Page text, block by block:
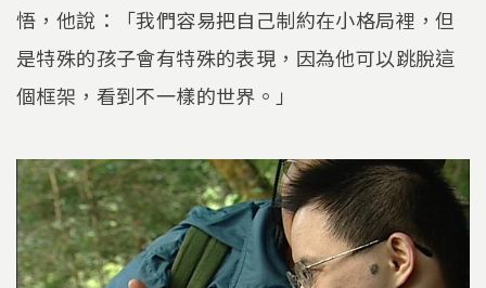
悟，他說：「我們容易把自己制約在小格局裡，但
是特殊的孩子會有特殊的表現，因為他可以跳脫這
個框架，看到不一樣的世界。」